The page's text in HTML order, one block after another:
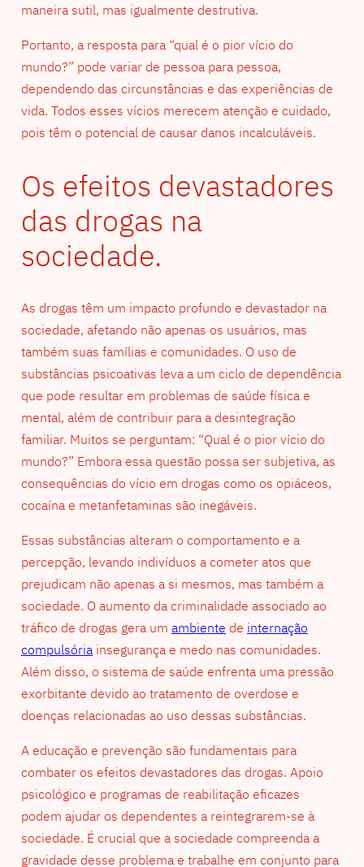
maneira sutil, mas igualmente destrutiva.
Portanto, a resposta para “qual é o pior vício do
mundo?” pode variar de pessoa para pessoa,
dependendo das circunstâncias e das experiências de
vida. Todos esses vícios merecem atenção e cuidado,
pois têm o potencial de causar danos incalculáveis.
Os efeitos devastadores
das drogas na
sociedade.
As drogas têm um impacto profundo e devastador na
sociedade, afetando não apenas os usuários, mas
também suas famílias e comunidades. O uso de
substâncias psicoativas leva a um ciclo de dependência
que pode resultar em problemas de saúde física e
mental, além de contribuir para a desintegração
familiar. Muitos se perguntam: “Qual é o pior vício do
mundo?” Embora essa questão possa ser subjetiva, as
consequências do vício em drogas como os opiáceos,
cocaína e metanfetaminas são inegáveis.
Essas substâncias alteram o comportamento e a
percepção, levando indivíduos a cometer atos que
prejudicam não apenas a si mesmos, mas também a
sociedade. O aumento da criminalidade associado ao
tráfico de drogas gera um ambiente de internação
compulsória insegurança e medo nas comunidades.
Além disso, o sistema de saúde enfrenta uma pressão
exorbitante devido ao tratamento de overdose e
doenças relacionadas ao uso dessas substâncias.
A educação e prevenção são fundamentais para
combater os efeitos devastadores das drogas. Apoio
psicológico e programas de reabilitação eficazes
podem ajudar os dependentes a reintegrarem-se à
sociedade. É crucial que a sociedade compreenda a
gravidade desse problema e trabalhe em conjunto para